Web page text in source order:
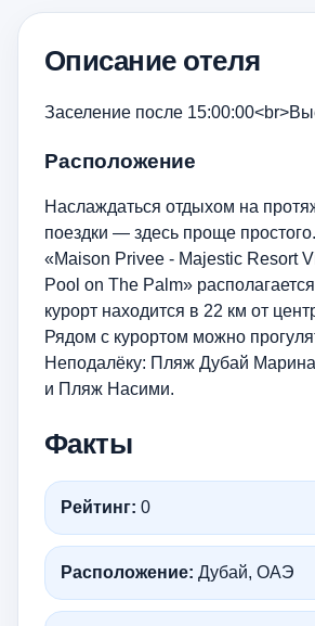
Описание отеля
Заселение после
Расположение
Наслаждаться отдыхом на
поездки — здесь проще
«Maison Privee - Majestic Resort
Pool on The Palm»
курорт находится в 22 км от
Рядом с курортом можно
Неподалёку: Пляж Дубай
и Пляж Насими.
Факты
Рейтинг: 0
Расположение: Дубай, ОАЭ